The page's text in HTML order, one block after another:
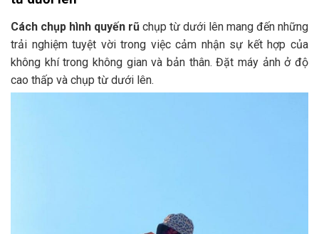
Cách chụp hình quyến rũ chụp từ dưới lên mang đến những
trải nghiệm tuyệt vời trong việc cảm nhận sự kết hợp của
không khí trong không gian và bản thân. Đặt máy ảnh ở độ
cao thấp và chụp từ dưới lên.